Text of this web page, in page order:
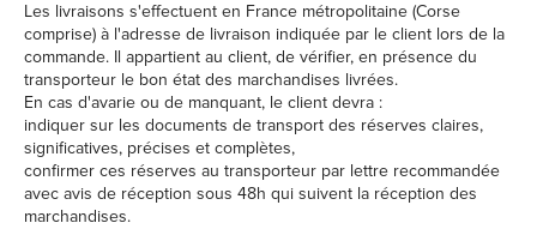
Les livraisons s'effectuent en France métropolitaine (Corse
comprise) à l'adresse de livraison indiquée par le client lors de la
commande. Il appartient au client, de vérifier, en présence du
transporteur le bon état des marchandises livrées.
En cas d'avarie ou de manquant, le client devra :
indiquer sur les documents de transport des réserves claires,
significatives, précises et complètes,
confirmer ces réserves au transporteur par lettre recommandée
avec avis de réception sous 48h qui suivent la réception des
marchandises.